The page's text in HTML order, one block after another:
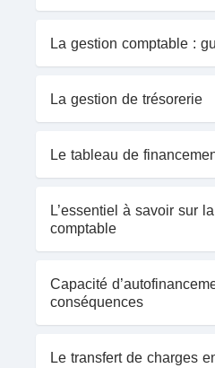
La gestion comptable :
La gestion de trésorerie
Le tableau de
L’essentiel à savoir sur
comptable
Capacité
conséquences
Le transfert de charges